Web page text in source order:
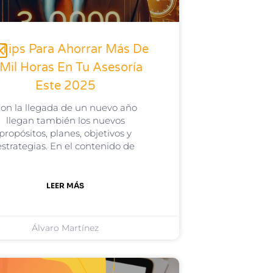
Para Ahorrar Más De
Horas En Tu Asesoría
Este 2025
la llegada de un nuevo año
llegan también los nuevos
propósitos, planes, objetivos y
En el contenido de
LEER MÁS
Álvaro Martínez